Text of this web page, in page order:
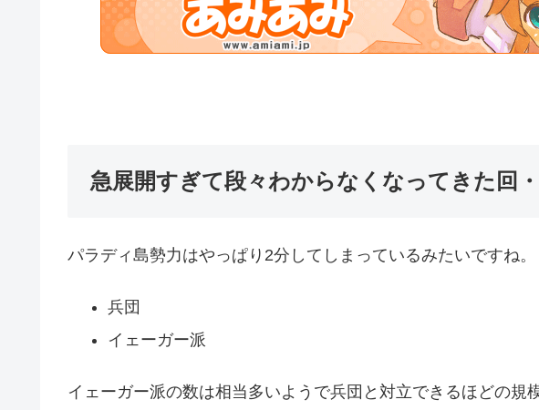
急展開すぎて段々わからなくなってきた回
パラディ島勢力はやっぱり2分してしまっているみたいですね。
兵団
イェーガー派
イェーガー派の数は相当多いようで兵団と対立できるほどの規